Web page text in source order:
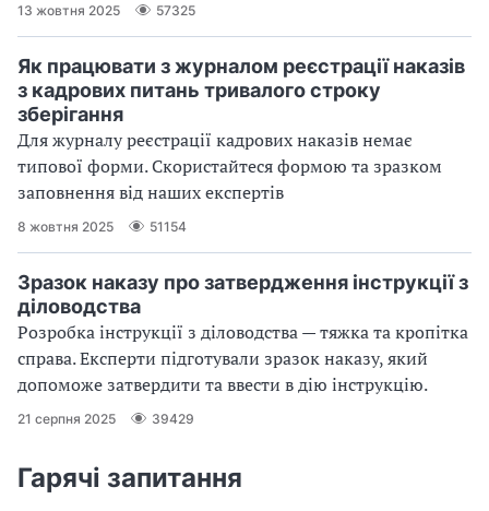
13 жовтня 2025 57325
Як працювати з журналом реєстрації наказів
з кадрових питань тривалого строку
зберігання
Для журналу реєстрації кадрових наказів немає
типової форми. Скористайтеся формою та зразком
заповнення від наших експертів
8 жовтня 2025 51154
Зразок наказу про затвердження інструкції з
діловодства
Розробка інструкції з діловодства — тяжка та кропітка
справа. Експерти підготували зразок наказу, який
допоможе затвердити та ввести в дію інструкцію.
21 серпня 2025 39429
Гарячі запитання